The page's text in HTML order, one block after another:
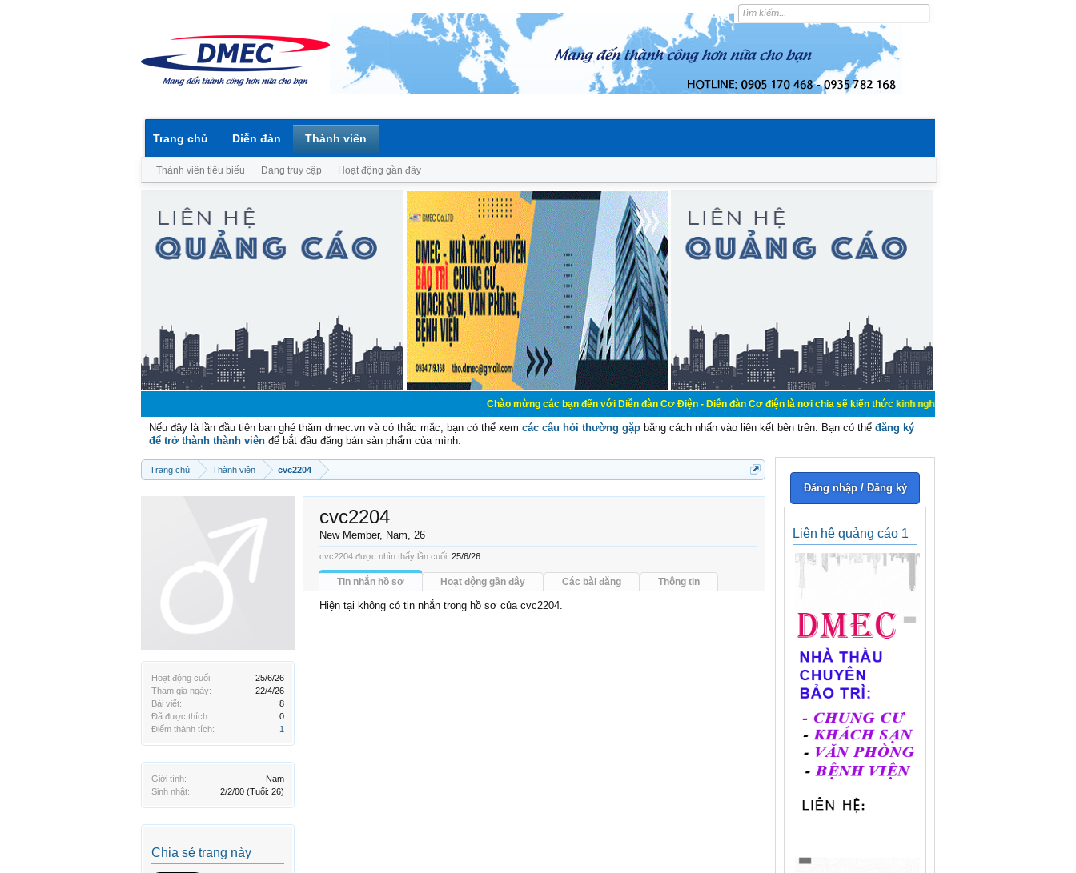
Chào mừng các bạn đến với Diễn đàn Cơ Điện - Diễn đàn Cơ điện là nơi chia sẽ kiến thức kinh nghiệm trong lãnh vực cơ điện, mua
Nếu đây là lần đầu tiên bạn ghé thăm dmec.vn và có thắc mắc, bạn có thể xem các câu hỏi thường gặp bằng cách nhấn vào liên kết bên trên. Bạn có thể đăng ký
để trở thành thành viên để bắt đầu đăng bán sản phẩm của mình.
Trang chủ Thành viên cvc2204
Hoạt động cuối:
25/6/26
Tham gia ngày:
22/4/26
Bài viết:
8
Đã được thích:
0
Điểm thành tích:
1
Giới tính:
Nam
Sinh nhật:
2/2/00 (Tuổi: 26)
Chia sẻ trang này
cvc2204
New Member, Nam, 26
cvc2204 được nhìn thấy lần cuối: 25/6/26
Tin nhắn hồ sơ Hoạt động gần đây Các bài đăng Thông tin
Hiện tại không có tin nhắn trong hồ sơ của cvc2204.
Đăng nhập / Đăng ký
Liên hệ quảng cáo 1
Trang chủ Diễn đàn Thành viên
Thành viên tiêu biểu Đang truy cập Hoạt động gần đây